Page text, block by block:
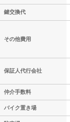
鍵交換代
その他費用
保証人代行会社
仲介手数料
バイク置き場